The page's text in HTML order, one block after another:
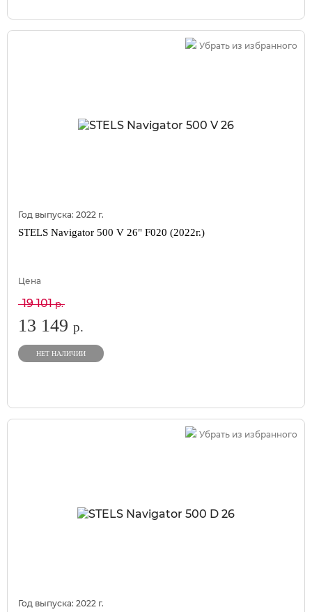
Убрать из избранного
Год выпуска: 2022 г.
STELS Navigator 500 V 26" F020 (2022г.)
Цена
19 101р.
13 149 р.
НЕТ НАЛИЧИИ
Убрать из избранного
Год выпуска: 2022 г.